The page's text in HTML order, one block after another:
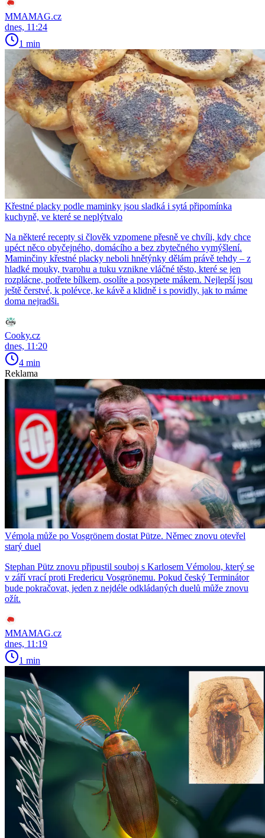
MMAMAG.cz
dnes, 11:24
1 min
Křestné placky podle maminky jsou sladká i sytá připomínka
kuchyně, ve které se neplýtvalo
Na některé recepty si člověk vzpomene přesně ve chvíli, kdy chce
upéct něco obyčejného, domácího a bez zbytečného vymýšlení.
Maminčiny křestné placky neboli hnětýnky dělám právě tehdy – z
hladké mouky, tvarohu a tuku vznikne vláčné těsto, které se jen
rozplácne, potřete bílkem, osolíte a posypete mákem. Nejlepší jsou
ještě čerstvé, k polévce, ke kávě a klidně i s povidly, jak to máme
doma nejradši.
Cooky.cz
dnes, 11:20
4 min
Reklama
Vémola může po Vosgrönem dostat Pütze. Němec znovu otevřel
starý duel
Stephan Pütz znovu připustil souboj s Karlosem Vémolou, který se
v září vrací proti Fredericu Vosgrönemu. Pokud český Terminátor
bude pokračovat, jeden z nejdéle odkládaných duelů může znovu
ožít.
MMAMAG.cz
dnes, 11:19
1 min